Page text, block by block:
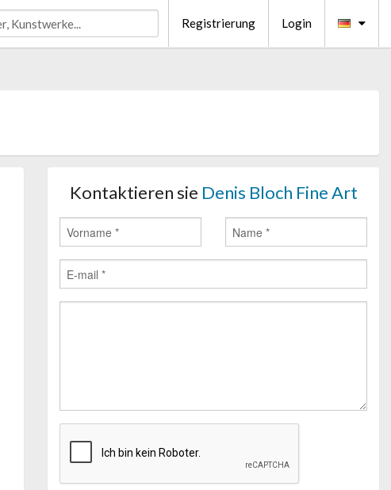
Registrierung Login
Kontaktieren sie Denis Bloch Fine Art